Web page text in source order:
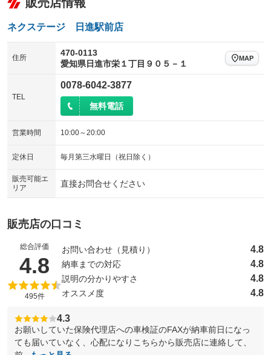
ネクステージ 日進駅前店
住所
470-0113
愛知県日進市栄１丁目９０５－１
MAP
TEL
0078-6042-3877
無料電話
営業時間 10:00～20:00
定休日 毎月第三水曜日（祝日除く）
販売可能エ
リア
直接お問合せください
販売店の口コミ
総合評価
4.8 （5点満点中）
495件
お問い合わせ（見積り） 4.8
納車までの対応 4.8
説明の分かりやすさ 4.8
オススメ度 4.8
4.3
お願いしていた保険代理店への車検証のFAXが納車前日になっ
ても届いていなく、心配になりこちらから販売店に連絡して、